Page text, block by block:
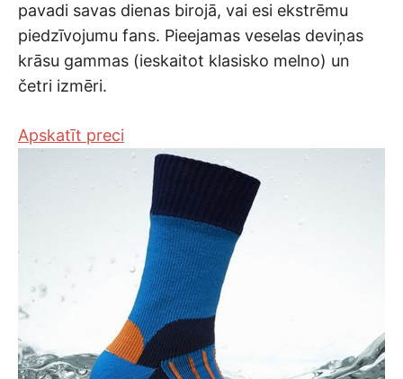
pavadi savas dienas birojā, vai esi ekstrēmu
piedzīvojumu fans. Pieejamas veselas deviņas
krāsu gammas (ieskaitot klasisko melno) un
četri izmēri.
Apskatīt preci